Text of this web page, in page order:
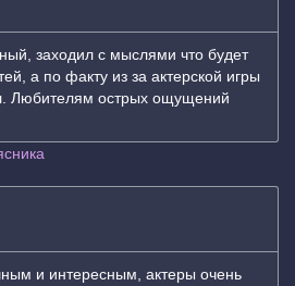
заходил с мыслями что будет
а по факту из за актерской игры
Любителям острых ощущений
и интересным, актеры очень